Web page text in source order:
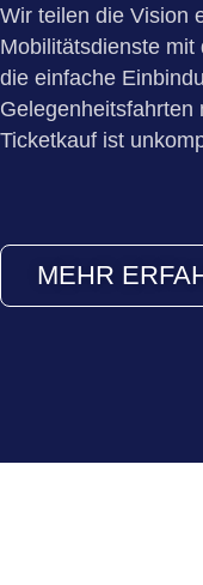
Wir teilen die Vision
Mobilitätsdienste
die einfache
Gelegenheitsfahrten
Ticketkauf ist
MEHR